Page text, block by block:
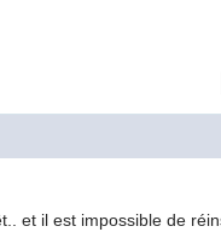
et il est impossible de